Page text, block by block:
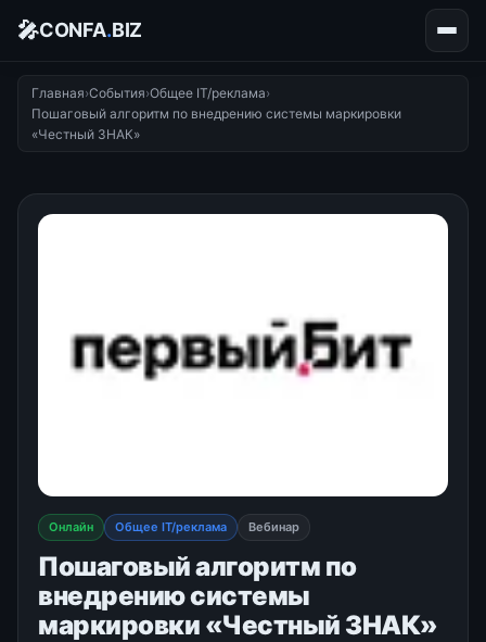
🎤CONFA.BIZ
Главная›События›Общее IT/реклама›
Пошаговый алгоритм по внедрению системы маркировки
«Честный ЗНАК»
Онлайн Общее IT/реклама Вебинар
Пошаговый алгоритм по
внедрению системы
маркировки «Честный ЗНАК»